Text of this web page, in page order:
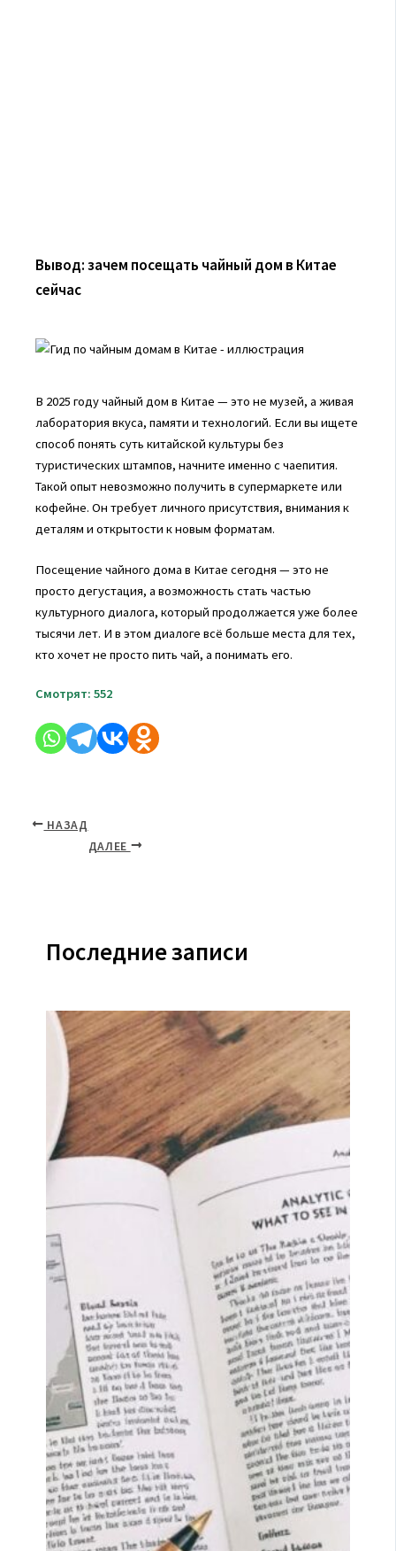
Вывод: зачем посещать чайный дом в Китае
сейчас
В 2025 году чайный дом в Китае — это не музей, а живая
лаборатория вкуса, памяти и технологий. Если вы ищете
способ понять суть китайской культуры без
туристических штампов, начните именно с чаепития.
Такой опыт невозможно получить в супермаркете или
кофейне. Он требует личного присутствия, внимания к
деталям и открытости к новым форматам.
Посещение чайного дома в Китае сегодня — это не
просто дегустация, а возможность стать частью
культурного диалога, который продолжается уже более
тысячи лет. И в этом диалоге всё больше места для тех,
кто хочет не просто пить чай, а понимать его.
Смотрят: 552
НАЗАД
ДАЛЕЕ
Последние записи